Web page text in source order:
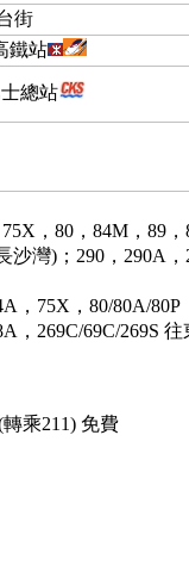
街
鐵站
總站
，80，84M，89
沙灣)；290，290A
，75X，80/80A/
，269C/69C/269S
乘211) 免費